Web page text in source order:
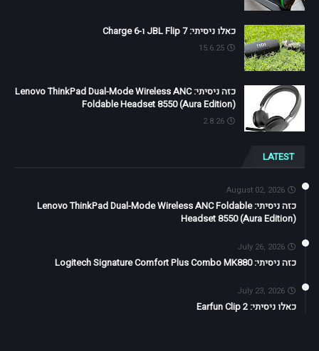
כאלו ניסיתי: JBL Flip 7 ו-Charge 6
15.6.25
כזה ניסיתי: Lenovo ThinkPad Dual-Mode Wireless ANC
Foldable Headset 8550 (Aura Edition)
2.8.26
LATEST
August 02, 2026
כזה ניסיתי: Lenovo ThinkPad Dual-Mode Wireless ANC Foldable
Headset 8550 (Aura Edition)
July 26, 2026
כזה ניסיתי: Logitech Signature Comfort Plus Combo MK880
July 23, 2026
כאלו ניסיתי: Earfun Clip 2